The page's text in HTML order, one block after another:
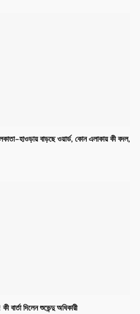
বাড়ছে ওয়ার্ড, কোন এলাকায় কী বদল,
বার্তা দিলেন শুভেন্দু অধিকারী